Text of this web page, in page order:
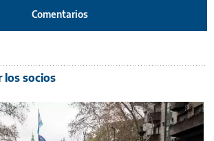
Comentarios
los socios